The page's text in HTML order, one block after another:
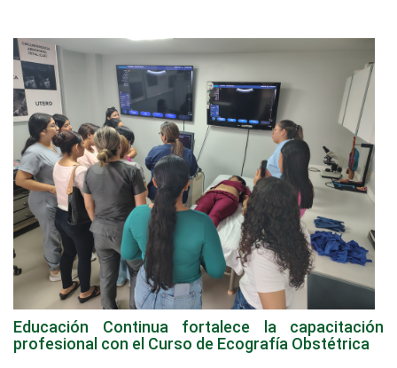
Educación Continua fortalece la capacitación
profesional con el Curso de Ecografía Obstétrica